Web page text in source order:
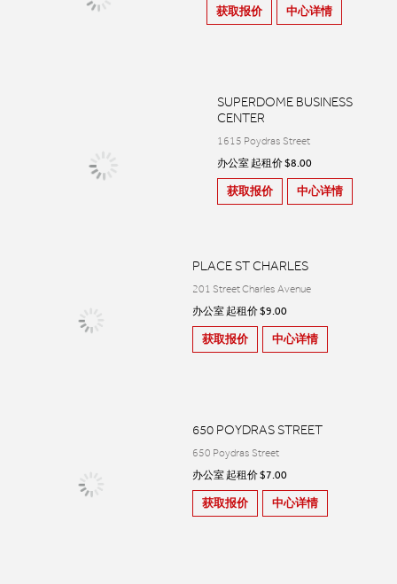
获取报价 中心详情
SUPERDOME BUSINESS
CENTER
1615 Poydras Street
办公室 起租价 $8.00
获取报价 中心详情
PLACE ST CHARLES
201 Street Charles Avenue
办公室 起租价 $9.00
获取报价 中心详情
650 POYDRAS STREET
650 Poydras Street
办公室 起租价 $7.00
获取报价 中心详情